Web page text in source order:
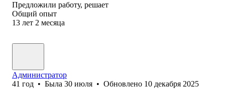
Предложили работу, решает
Общий опыт
13 лет 2 месяца
Администратор
41 год • Была 30 июля • Обновлено 10 декабря 2025